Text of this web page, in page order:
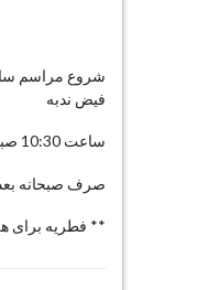
فیض ندبه
ساعت 10:30 صبح اقامه نماز عید سعید فطر
صرف صبحانه بعد
** فطریه برای هر نفر